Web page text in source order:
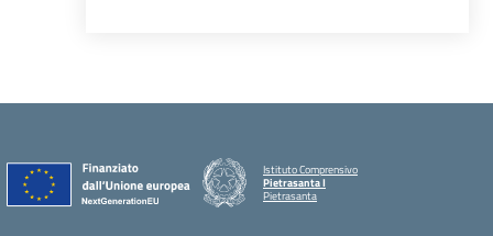
Istituto Comprensivo
Pietrasanta I
Pietrasanta